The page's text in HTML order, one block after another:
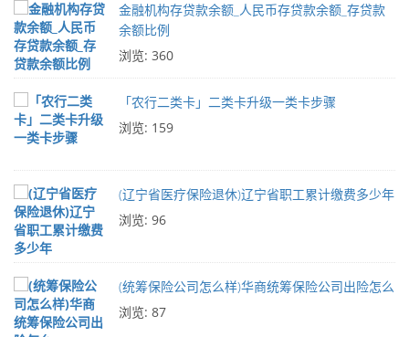
金融机构存贷款余额_人民币存贷款余额_存贷款
余额比例
浏览: 360
「农行二类卡」二类卡升级一类卡步骤
浏览: 159
(辽宁省医疗保险退休)辽宁省职工累计缴费多少年
浏览: 96
(统筹保险公司怎么样)华商统筹保险公司出险怎么
浏览: 87